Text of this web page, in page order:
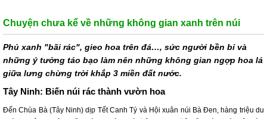
Chuyện chưa kể về những không gian xanh trên núi
Phủ xanh "bãi rác", gieo hoa trên đá…, sức người bền bỉ và
những ý tưởng táo bạo làm nên những không gian ngợp hoa lá
giữa lưng chừng trời khắp 3 miền đất nước.
Tây Ninh: Biến núi rác thành vườn hoa
Đến Chùa Bà (Tây Ninh) dịp Tết Canh Tý và Hội xuân núi Bà Đen, hàng triệu du